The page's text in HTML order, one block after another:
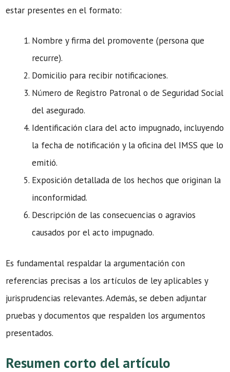
estar presentes en el formato:
Nombre y firma del promovente (persona que
recurre).
Domicilio para recibir notificaciones.
Número de Registro Patronal o de Seguridad Social
del asegurado.
Identificación clara del acto impugnado, incluyendo
la fecha de notificación y la oficina del IMSS que lo
emitió.
Exposición detallada de los hechos que originan la
inconformidad.
Descripción de las consecuencias o agravios
causados por el acto impugnado.
Es fundamental respaldar la argumentación con
referencias precisas a los artículos de ley aplicables y
jurisprudencias relevantes. Además, se deben adjuntar
pruebas y documentos que respalden los argumentos
presentados.
Resumen corto del artículo